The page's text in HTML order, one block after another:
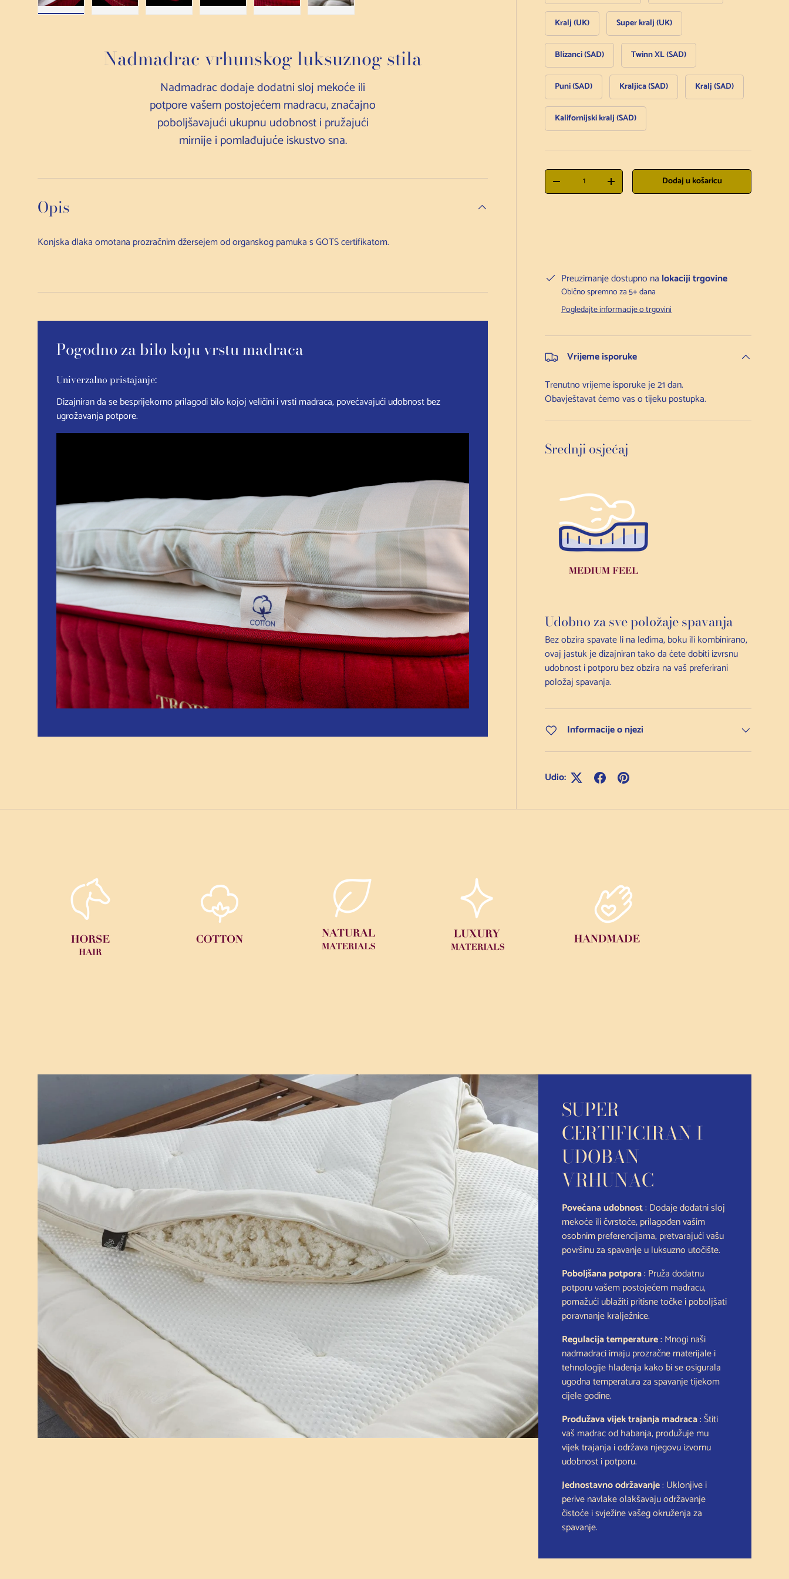
Kralj (UK) Super kralj (UK)
Blizanci (SAD) Twinn XL (SAD)
Puni (SAD) Kraljica (SAD) Kralj (SAD)
Kalifornijski kralj (SAD)
Količina
Smanji količinuPovećaj količinuDodaj u košaricu
Preuzimanje dostupno na lokaciji trgovine
Obično spremno za 5+ dana
Pogledajte informacije o trgovini
Vrijeme isporuke
Trenutno vrijeme isporuke je 21 dan.
Obavještavat ćemo vas o tijeku postupka.
Srednji osjećaj
Udobno za sve položaje spavanja
Bez obzira spavate li na leđima, boku ili kombinirano,
ovaj jastuk je dizajniran tako da ćete dobiti izvrsnu
udobnost i potporu bez obzira na vaš preferirani
položaj spavanja.
Informacije o njezi
Udio:
Nadmadrac vrhunskog luksuznog stila
Nadmadrac dodaje dodatni sloj mekoće ili
potpore vašem postojećem madracu, značajno
poboljšavajući ukupnu udobnost i pružajući
mirnije i pomlađujuće iskustvo sna.
Opis
Konjska dlaka omotana prozračnim džersejem od organskog pamuka s GOTS certifikatom.
Pogodno za bilo koju vrstu madraca
Univerzalno pristajanje:
Dizajniran da se besprijekorno prilagodi bilo kojoj veličini i vrsti madraca, povećavajući udobnost bez
ugrožavanja potpore.
SUPER
CERTIFICIRAN I
UDOBAN
VRHUNAC
Povećana udobnost: Dodaje dodatni sloj
mekoće ili čvrstoće, prilagođen vašim
osobnim preferencijama, pretvarajući vašu
površinu za spavanje u luksuzno utočište.
Poboljšana potpora: Pruža dodatnu
potporu vašem postojećem madracu,
pomažući ublažiti pritisne točke i poboljšati
poravnanje kralježnice.
Regulacija temperature: Mnogi naši
nadmadraci imaju prozračne materijale i
tehnologije hlađenja kako bi se osigurala
ugodna temperatura za spavanje tijekom
cijele godine.
Produžava vijek trajanja madraca: Štiti
vaš madrac od habanja, produžuje mu
vijek trajanja i održava njegovu izvornu
udobnost i potporu.
Jednostavno održavanje: Uklonjive i
perive navlake olakšavaju održavanje
čistoće i svježine vašeg okruženja za
spavanje.